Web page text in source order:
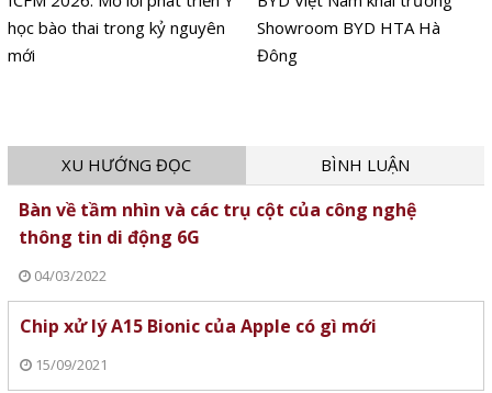
học bào thai trong kỷ nguyên
mới
Showroom BYD HTA Hà
Đông
XU HƯỚNG ĐỌC BÌNH LUẬN
Bàn về tầm nhìn và các trụ cột của công nghệ
thông tin di động 6G
04/03/2022
Chip xử lý A15 Bionic của Apple có gì mới
15/09/2021